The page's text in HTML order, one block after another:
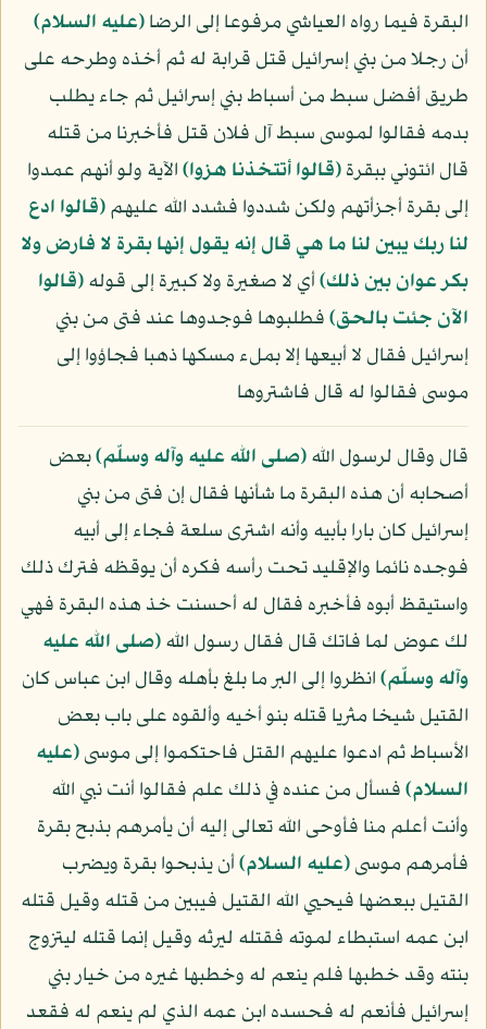
البقرة فيما رواه العياشي مرفوعا إلى الرضا(عليه السلام)
أن رجلا من بني إسرائيل قتل قرابة له ثم أخذه وطرحه على
طريق أفضل سبط من أسباط بني إسرائيل ثم جاء يطلب
بدمه فقالوا لموسى سبط آل فلان قتل فأخبرنا من قتله
قال ائتوني ببقرة﴿قالوا أتتخذنا هزوا﴾الآية ولو أنهم عمدوا
إلى بقرة أجزأتهم ولكن شددوا فشدد الله عليهم﴿قالوا ادع
لنا ربك يبين لنا ما هي قال إنه يقول إنها بقرة لا فارض ولا
بكر عوان بين ذلك﴾أي لا صغيرة ولا كبيرة إلى قوله﴿قالوا
الآن جئت بالحق﴾فطلبوها فوجدوها عند فتى من بني
إسرائيل فقال لا أبيعها إلا بملء مسكها ذهبا فجاؤوا إلى
موسى فقالوا له قال فاشتروها
قال وقال لرسول الله(صلى الله عليه وآله وسلّم)بعض
أصحابه أن هذه البقرة ما شأنها فقال إن فتى من بني
إسرائيل كان بارا بأبيه وأنه اشترى سلعة فجاء إلى أبيه
فوجده نائما والإقليد تحت رأسه فكره أن يوقظه فترك ذلك
واستيقظ أبوه فأخبره فقال له أحسنت خذ هذه البقرة فهي
لك عوض لما فاتك قال فقال رسول الله(صلى الله عليه
وآله وسلّم)انظروا إلى البر ما بلغ بأهله وقال ابن عباس كان
القتيل شيخا مثريا قتله بنو أخيه وألقوه على باب بعض
الأسباط ثم ادعوا عليهم القتل فاحتكموا إلى موسى(عليه
السلام)فسأل من عنده في ذلك علم فقالوا أنت نبي الله
وأنت أعلم منا فأوحى الله تعالى إليه أن يأمرهم بذبح بقرة
فأمرهم موسى(عليه السلام)أن يذبحوا بقرة ويضرب
القتيل ببعضها فيحيي الله القتيل فيبين من قتله وقيل قتله
ابن عمه استبطاء لموته فقتله ليرثه وقيل إنما قتله ليتزوج
بنته وقد خطبها فلم ينعم له وخطبها غيره من خيار بني
إسرائيل فأنعم له فحسده ابن عمه الذي لم ينعم له فقعد